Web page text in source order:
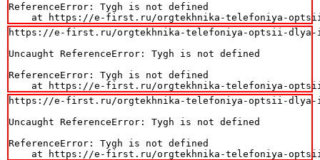
ReferenceError: Tygh is not defined
at https://e-first.ru/orgtekhnika-telefoniya-
https://e-first.ru/orgtekhnika-telefoniya-optsii-dlya-
Uncaught ReferenceError: Tygh is not defined
ReferenceError: Tygh is not defined
at https://e-first.ru/orgtekhnika-telefoniya-
https://e-first.ru/orgtekhnika-telefoniya-optsii-dlya-
Uncaught ReferenceError: Tygh is not defined
ReferenceError: Tygh is not defined
at https://e-first.ru/orgtekhnika-telefoniya-